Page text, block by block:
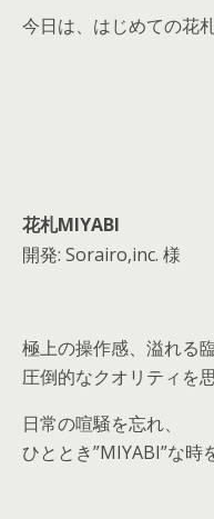
今日は、はじめての花
花札MIYABI
開発: Sorairo,inc. 様
極上の操作感、溢れる臨
圧倒的なクオリティを
日常の喧騒を忘れ、
ひととき”MIYABI”な時